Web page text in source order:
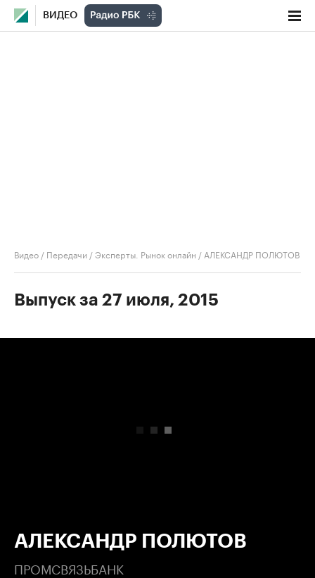
ВИДЕО
Видео / Передачи /Эксперты. Рынок онлайн / АЛЕКСАНДР ПОЛЮТОВ
Выпуск за 27 июля, 2015
АЛЕКСАНДР ПОЛЮТОВ
ПРОМСВЯЗЬБАНК